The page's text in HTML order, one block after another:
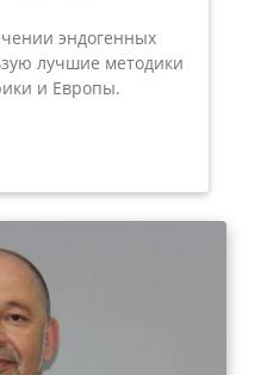
эндогенных
лучшие методики
и Европы.